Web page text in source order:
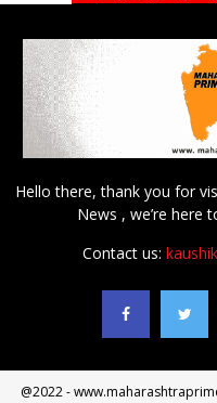
Hello there, thank you for
News , we’re here
Contact us:
@2022 -